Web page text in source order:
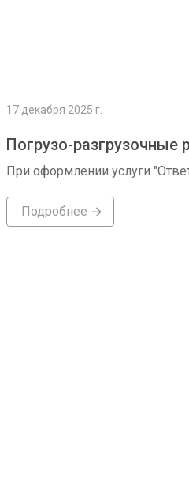
17 декабря 2025 г.
Погрузо-
При оформлении услуги
Подробнее